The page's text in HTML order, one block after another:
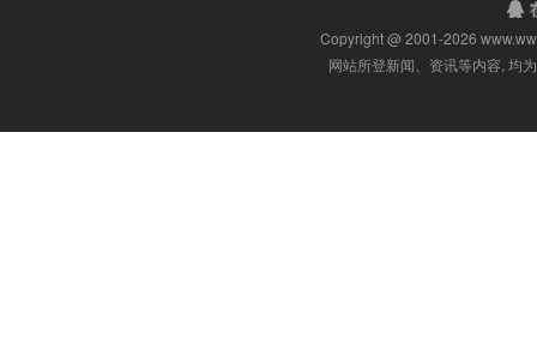
Copyright @ 2001-2026
网站所登新闻、资讯等内容, 均